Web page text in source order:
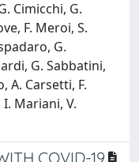
Cimicchi, G.
F. Meroi, S.
G.
G. Sabbatini,
A. Carsetti, F.
Mariani, V.
COVID-19